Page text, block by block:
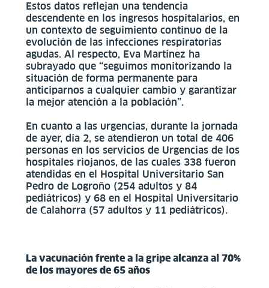
Estos datos reflejan una tendencia
descendente en los ingresos hospitalarios, en
un contexto de seguimiento continuo de la
evolución de las infecciones respiratorias
agudas. Al respecto, Eva Martínez ha
subrayado que “seguimos monitorizando la
situación de forma permanente para
anticiparnos a cualquier cambio y garantizar
la mejor atención a la población”.
En cuanto a las urgencias, durante la jornada
de ayer, día 2, se atendieron un total de 406
personas en los servicios de Urgencias de los
hospitales riojanos, de las cuales 338 fueron
atendidas en el Hospital Universitario San
Pedro de Logroño (254 adultos y 84
pediátricos) y 68 en el Hospital Universitario
de Calahorra (57 adultos y 11 pediátricos).
La vacunación frente a la gripe alcanza al 70%
de los mayores de 65 años